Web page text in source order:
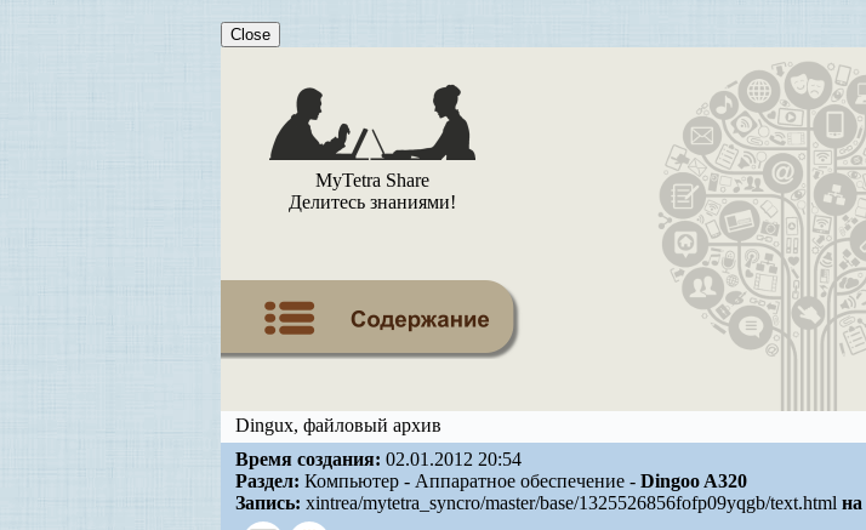
Close
MyTetra Share
Делитесь знаниями!
Dingux, файловый архив
Время создания: 02.01.2012 20:54
Раздел: Компьютер - Аппаратное обеспечение - Dingoo A320
Запись: xintrea/mytetra_syncro/master/base/1325526856fofp09yqgb/text.html на